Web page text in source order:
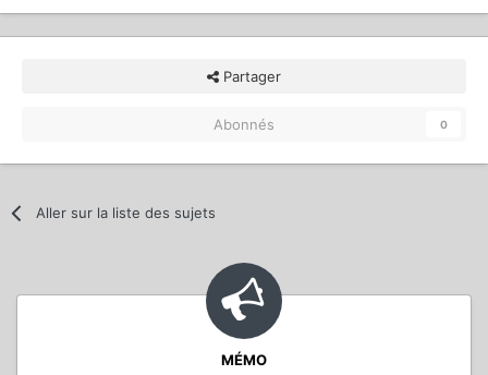
Partager
Abonnés 0
Aller sur la liste des sujets
MÉMO